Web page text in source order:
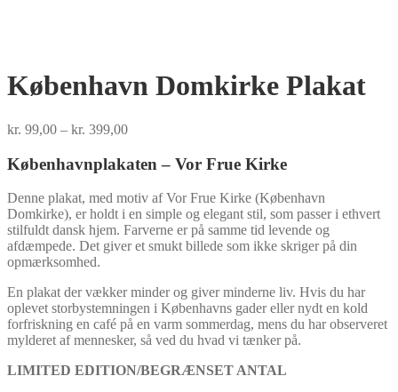
København Domkirke Plakat
kr. 99,00 – kr. 399,00Price
kr. 99,00
kr. 399,00
Københavnplakaten – Vor Frue Kirke
Denne plakat, med motiv af Vor Frue Kirke (København
Domkirke), er holdt i en simple og elegant stil, som passer i ethvert
stilfuldt dansk hjem. Farverne er på samme tid levende og
afdæmpede. Det giver et smukt billede som ikke skriger på din
opmærksomhed.
En plakat der vækker minder og giver minderne liv. Hvis du har
oplevet storbystemningen i Københavns gader eller nydt en kold
forfriskning en café på en varm sommerdag, mens du har observeret
mylderet af mennesker, så ved du hvad vi tænker på.
LIMITED EDITION/BEGRÆNSET ANTAL